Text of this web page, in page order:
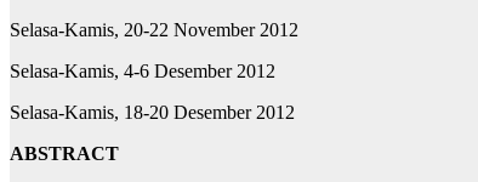
Selasa-Kamis, 20-22 November 2012
Selasa-Kamis, 4-6 Desember 2012
Selasa-Kamis, 18-20 Desember 2012
ABSTRACT